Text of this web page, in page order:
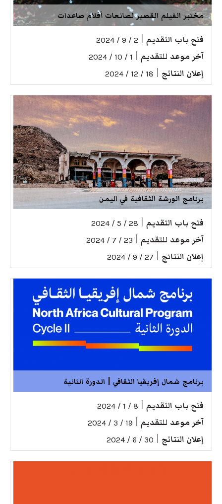
مختبر الفيلم القصير لصانعات أفلام صاعدات
فتح باب التقديم 2 / 9 / 2024
آخر موعد للتقديم 1 / 10 / 2024
إعلان النتائج 18 / 12 / 2024
برنامج الورشة الثقافية في اليمن
فتح باب التقديم 28 / 5 / 2024
آخر موعد للتقديم 23 / 7 / 2024
إعلان النتائج 27 / 9 / 2024
برنامج شمال إفريقيا الثقافي | الدورة الثانية
فتح باب التقديم 8 / 1 / 2024
آخر موعد للتقديم 19 / 3 / 2024
إعلان النتائج 30 / 6 / 2024